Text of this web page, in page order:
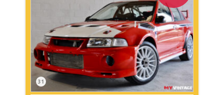
31